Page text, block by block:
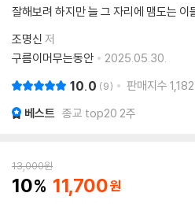
잘해보려 하지만 늘 그 자리에 맴도는 이
조명신 저
구름이머무는동안
2025.05.30.
10.0 9 판매지수 1,182
베스트 종교 top20 2주
13,000원
10 11,700